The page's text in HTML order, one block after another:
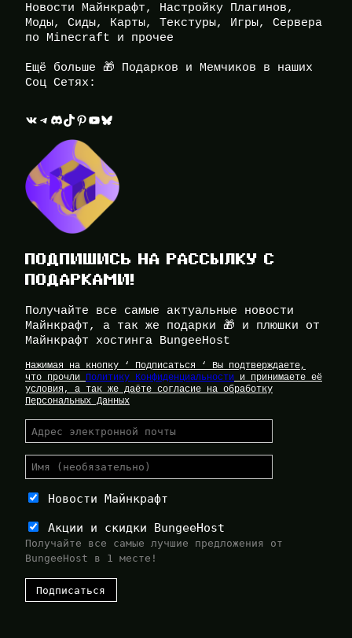
Новости Майнкрафт, Настройку Плагинов,
Моды, Сиды, Карты, Текстуры, Игры, Сервера
по Minecraft и прочее
Ещё больше 🎁 Подарков и Мемчиков в наших
Соц Сетях:
ВКонтакте Telegram Discord TikTok Pinterest YouTube Bluesky
ПОДПИШИСЬ НА РАССЫЛКУ С
ПОДАРКАМИ!
Получайте все самые актуальные новости
Майнкрафт, а так же подарки 🎁 и плюшки от
Майнкрафт хостинга BungeeHost
Нажимая на кнопку ‘ Подписаться ‘ Вы подтверждаете,
что прочли Политику Конфиденциальности и принимаете её
условия, а так же даёте согласие на обработку
Персональных Данных
Новости Майнкрафт
Акции и скидки BungeeHost
Получайте все самые лучшие предложения от
BungeeHost в 1 месте!